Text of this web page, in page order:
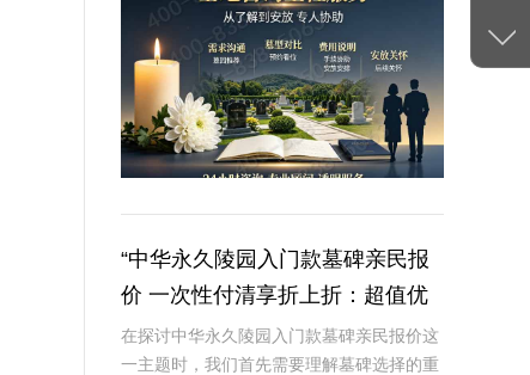
围，更通过一系列贴心设施，如室外墓碑寄
存区、应急遗体临时存放服务等，为家属提
供极大便利
“中华永久陵园入门款墓碑亲民报
价 一次性付清享折上折：超值优
惠与便捷选择的完美结合”
在探讨中华永久陵园入门款墓碑亲民报价这
一主题时，我们首先需要理解墓碑选择的重